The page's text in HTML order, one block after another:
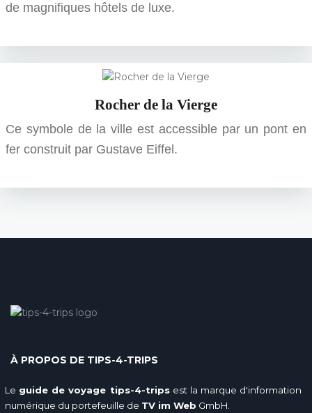
de magnifiques hôtels de luxe.
Rocher de la Vierge
Ce symbole de la ville est accessible par un pont en
fer construit par Gustave Eiffel.
À PROPOS DE TIPS-4-TRIPS
Le guide de voyage tips-4-tripsest la marque d'information
numérique du portefeuille de TV im Web GmbH.